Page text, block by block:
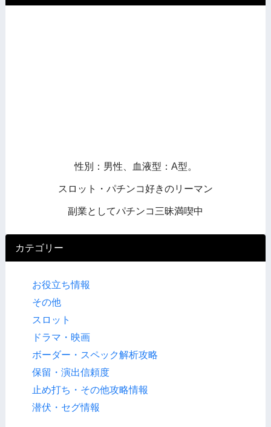
性別：男性、血液型：A型。
スロット・パチンコ好きのリーマン
副業としてパチンコ三昧満喫中
カテゴリー
お役立ち情報
その他
スロット
ドラマ・映画
ボーダー・スペック解析攻略
保留・演出信頼度
止め打ち・その他攻略情報
潜伏・セグ情報